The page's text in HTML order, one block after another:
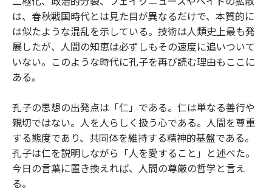
は、春秋戦国時代とは見た目が異なるだけで、本質的に
は似たような混乱を示している。技術は人類史上最も発
展したが、人間の知恵は必ずしもその速度に追いついて
いない。このような時代に孔子を再び読む理由もここに
ある。
孔子の思想の出発点は「仁」である。仁は単なる善行や
親切ではない。人を人らしく扱う心である。人間を尊重
する態度であり、共同体を維持する精神的基盤である。
孔子は仁を説明しながら「人を愛すること」と述べた。
今日の言葉に置き換えれば、人間の尊厳の哲学と言え
る。